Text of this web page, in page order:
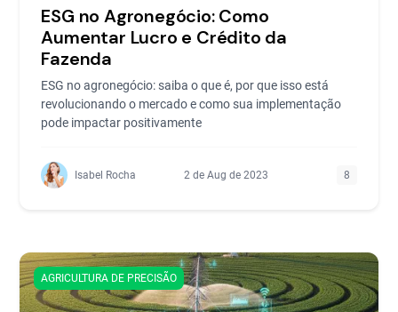
ESG no Agronegócio: Como
Aumentar Lucro e Crédito da
Fazenda
ESG no agronegócio: saiba o que é, por que isso está
revolucionando o mercado e como sua implementação
pode impactar positivamente
Isabel Rocha 2 de Aug de 2023 8
AGRICULTURA DE PRECISÃO